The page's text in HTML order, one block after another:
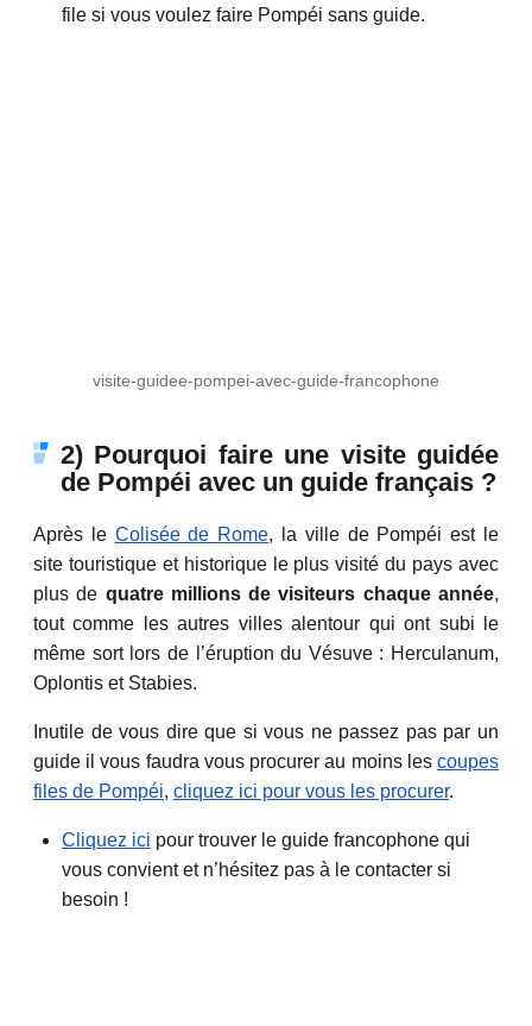
file si vous voulez faire Pompéi sans guide.
visite-guidee-pompei-avec-guide-francophone
2) Pourquoi faire une visite guidée
de Pompéi avec un guide français ?
Après le Colisée de Rome, la ville de Pompéi est le
site touristique et historique le plus visité du pays avec
plus de quatre millions de visiteurs chaque année,
tout comme les autres villes alentour qui ont subi le
même sort lors de l’éruption du Vésuve : Herculanum,
Oplontis et Stabies.
Inutile de vous dire que si vous ne passez pas par un
guide il vous faudra vous procurer au moins les coupes
files de Pompéi, cliquez ici pour vous les procurer.
Cliquez ici pour trouver le guide francophone qui
vous convient et n’hésitez pas à le contacter si
besoin !